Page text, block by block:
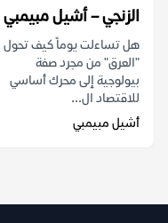
الزنجي – أشيل مبيمبي
هل تساءلت يوماً كيف تحول
"العرق" من مجرد صفة
بيولوجية إلى محرك أساسي
للاقتصاد ال...
أشيل مبيمبي